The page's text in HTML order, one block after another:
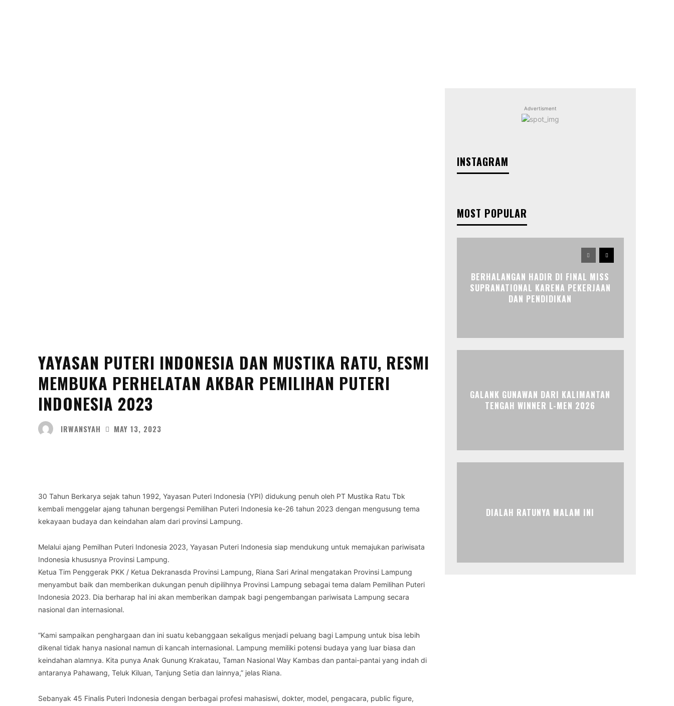
YAYASAN PUTERI INDONESIA DAN MUSTIKA RATU, RESMI
MEMBUKA PERHELATAN AKBAR PEMILIHAN PUTERI
INDONESIA 2023
IRWANSYAH MAY 13, 2023
30 Tahun Berkarya sejak tahun 1992, Yayasan Puteri Indonesia (YPI) didukung penuh oleh PT Mustika Ratu Tbk
kembali menggelar ajang tahunan bergengsi Pemilihan Puteri Indonesia ke-26 tahun 2023 dengan mengusung tema
kekayaan budaya dan keindahan alam dari provinsi Lampung.
Melalui ajang Pemilhan Puteri Indonesia 2023, Yayasan Puteri Indonesia siap mendukung untuk memajukan pariwisata
Indonesia khususnya Provinsi Lampung.
Ketua Tim Penggerak PKK / Ketua Dekranasda Provinsi Lampung, Riana Sari Arinal mengatakan Provinsi Lampung
menyambut baik dan memberikan dukungan penuh dipilihnya Provinsi Lampung sebagai tema dalam Pemilihan Puteri
Indonesia 2023. Dia berharap hal ini akan memberikan dampak bagi pengembangan pariwisata Lampung secara
nasional dan internasional.
“Kami sampaikan penghargaan dan ini suatu kebanggaan sekaligus menjadi peluang bagi Lampung untuk bisa lebih
dikenal tidak hanya nasional namun di kancah internasional. Lampung memiliki potensi budaya yang luar biasa dan
keindahan alamnya. Kita punya Anak Gunung Krakatau, Taman Nasional Way Kambas dan pantai-pantai yang indah di
antaranya Pahawang, Teluk Kiluan, Tanjung Setia dan lainnya,” jelas Riana.
Sebanyak 45 Finalis Puteri Indonesia dengan berbagai profesi mahasiswi, dokter, model, pengacara, public figure,
Advertisment
INSTAGRAM
MOST POPULAR
BERHALANGAN HADIR DI FINAL MISS
SUPRANATIONAL KARENA PEKERJAAN
DAN PENDIDIKAN
GALANK GUNAWAN DARI KALIMANTAN
TENGAH WINNER L-MEN 2026
DIALAH RATUNYA MALAM INI